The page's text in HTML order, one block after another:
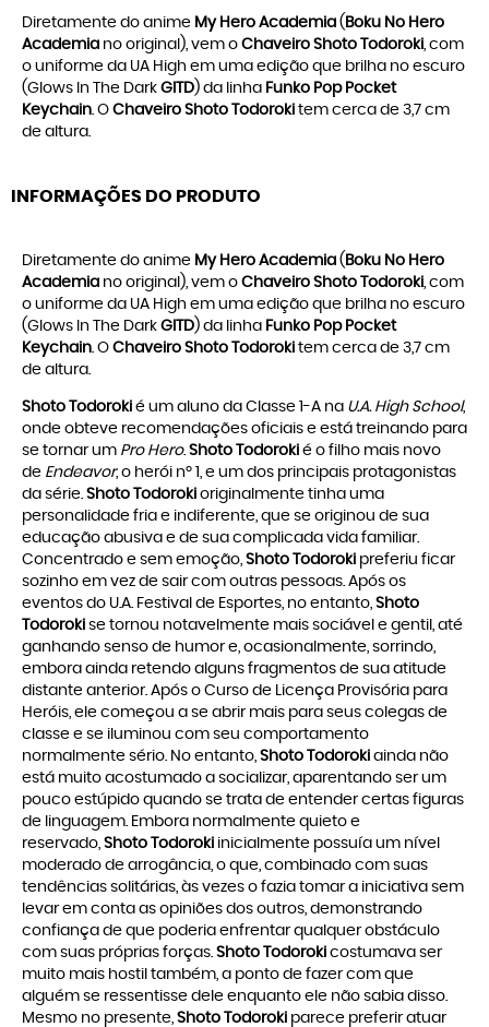
Diretamente do anime My Hero Academia ( Boku No Hero
Academia no original), vem o Chaveiro Shoto Todoroki, com
o uniforme da UA High em uma edição que brilha no escuro
(Glows In The Dark GITD) da linha Funko Pop Pocket
Keychain. O Chaveiro Shoto Todoroki tem cerca de 3,7 cm
de altura.
INFORMAÇÕES DO PRODUTO
Diretamente do anime My Hero Academia ( Boku No Hero
Academia no original), vem o Chaveiro Shoto Todoroki, com
o uniforme da UA High em uma edição que brilha no escuro
(Glows In The Dark GITD) da linha Funko Pop Pocket
Keychain. O Chaveiro Shoto Todoroki tem cerca de 3,7 cm
de altura.
Shoto Todoroki é um aluno da Classe 1-A na U.A. High School,
onde obteve recomendações oficiais e está treinando para
se tornar um Pro Hero. Shoto Todoroki é o filho mais novo
de Endeavor, o herói nº 1, e um dos principais protagonistas
da série. Shoto Todoroki originalmente tinha uma
personalidade fria e indiferente, que se originou de sua
educação abusiva e de sua complicada vida familiar.
Concentrado e sem emoção, Shoto Todoroki preferiu ficar
sozinho em vez de sair com outras pessoas. Após os
eventos do U.A. Festival de Esportes, no entanto, Shoto
Todoroki se tornou notavelmente mais sociável e gentil, até
ganhando senso de humor e, ocasionalmente, sorrindo,
embora ainda retendo alguns fragmentos de sua atitude
distante anterior. Após o Curso de Licença Provisória para
Heróis, ele começou a se abrir mais para seus colegas de
classe e se iluminou com seu comportamento
normalmente sério. No entanto, Shoto Todoroki ainda não
está muito acostumado a socializar, aparentando ser um
pouco estúpido quando se trata de entender certas figuras
de linguagem. Embora normalmente quieto e
reservado, Shoto Todoroki inicialmente possuía um nível
moderado de arrogância, o que, combinado com suas
tendências solitárias, às vezes o fazia tomar a iniciativa sem
levar em conta as opiniões dos outros, demonstrando
confiança de que poderia enfrentar qualquer obstáculo
com suas próprias forças. Shoto Todoroki costumava ser
muito mais hostil também, a ponto de fazer com que
alguém se ressentisse dele enquanto ele não sabia disso.
Mesmo no presente, Shoto Todoroki parece preferir atuar